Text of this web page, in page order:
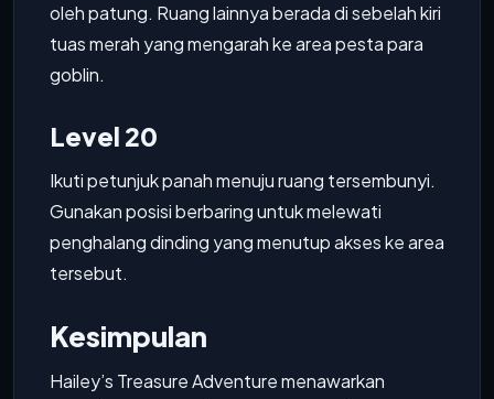
oleh patung. Ruang lainnya berada di sebelah kiri
tuas merah yang mengarah ke area pesta para
goblin.
Level 20
Ikuti petunjuk panah menuju ruang tersembunyi.
Gunakan posisi berbaring untuk melewati
penghalang dinding yang menutup akses ke area
tersebut.
Kesimpulan
Hailey’s Treasure Adventure menawarkan